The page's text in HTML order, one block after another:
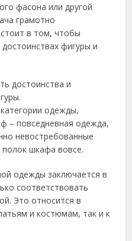
фасона или другой
грамотно
в том, чтобы
фигуры и
достоинства и
одежды,
– повседневная одежда,
невостребованные
шкафа вовсе.
одежды заключается в
соответствовать
Это относится в
и костюмам, так и к